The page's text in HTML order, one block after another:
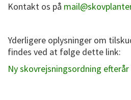
Kontakt os på
Yderligere oplysninger om
findes ved at følge dette link:
Ny skovrejsningsordning efterår